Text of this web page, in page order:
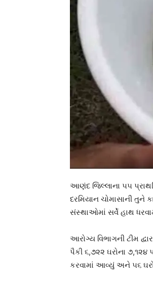
આણંદ જિલ્લાના ૫૫
દરમિયાન ચોમાસાની તુને
સંસ્થાઓમાં સર્વે હાથ
આરોગ્ય વિભાગની ટીમ
પૈકી ૬,૭૨૨ ઘરોના ૭,૧૨૪
કરવામાં આવ્યું અને ૫૬